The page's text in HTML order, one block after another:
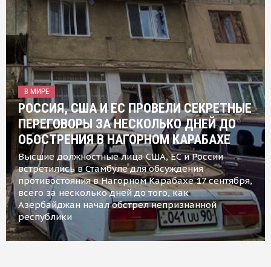
В МИРЕ
РОССИЯ, США И ЕС ПРОВЕЛИ СЕКРЕТНЫЕ
ПЕРЕГОВОРЫ ЗА НЕСКОЛЬКО ДНЕЙ ДО
ОБОСТРЕНИЯ В НАГОРНОМ КАРАБАХЕ
Высшие должностные лица США, ЕС и России
встретились в Стамбуле для обсуждения
противостояния в Нагорном Карабахе 17 сентября,
всего за несколько дней до того, как
Азербайджан начал обстрел непризнанной
республики